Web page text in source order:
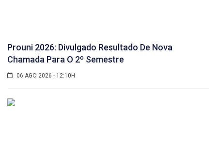
Prouni 2026: Divulgado Resultado De Nova
Chamada Para O 2º Semestre
06 AGO 2026 - 12:10H